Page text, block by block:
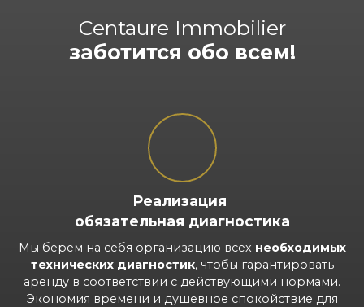
Centaure Immobilier
заботится обо всем!
Реализация
обязательная диагностика
Мы берем на себя организацию всех необходимых
технических диагностик, чтобы гарантировать
аренду в соответствии с действующими нормами.
Экономия времени и душевное спокойствие для